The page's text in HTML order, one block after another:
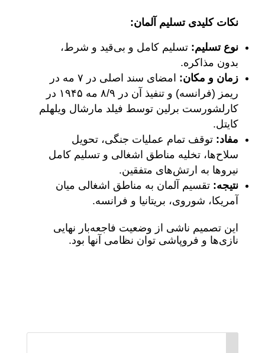
نکات کلیدی تسلیم آلمان:
نوع تسلیم: تسلیم کامل و بی‌قید و شرط،
بدون مذاکره.
زمان و مکان:
امضای سند اصلی در ۷ مه در
ریمز (فرانسه) و تنفیذ آن در ۸/۹ مه ۱۹۴۵ در
کارلشورست برلین توسط فیلد مارشال ویلهلم
کایتل.
مفاد: توقف تمام عملیات جنگی، تحویل
سلاح‌ها، تخلیه مناطق اشغالی و تسلیم کامل
نیروها به ارتش‌های متفقین.
نتیجه: تقسیم آلمان به مناطق اشغالی میان
آمریکا، شوروی، بریتانیا و فرانسه.
این تصمیم ناشی از وضعیت فاجعه‌بار نهایی
نازی‌ها و فروپاشی توان نظامی آنها بود.